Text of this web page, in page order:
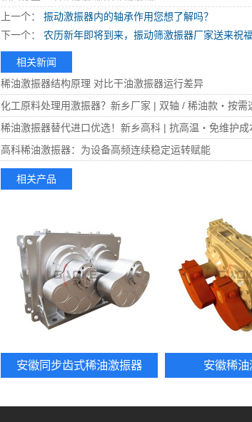
上一个：
振动激振器内的轴承作用您想了解吗？
下一个：
农历新年即将到来，振动筛激振器厂家送来祝福
相关新闻
稀油激振器结构原理 对比干油激振器运行差异
化工原料处理用激振器？新乡厂家 | 双轴 / 稀油款・按需
稀油激振器替代进口优选！新乡高科 | 抗高温・免维护
高科稀油激振器：为设备高频连续稳定运转赋能
相关产品
安徽同步齿式稀油激振器 安徽稀